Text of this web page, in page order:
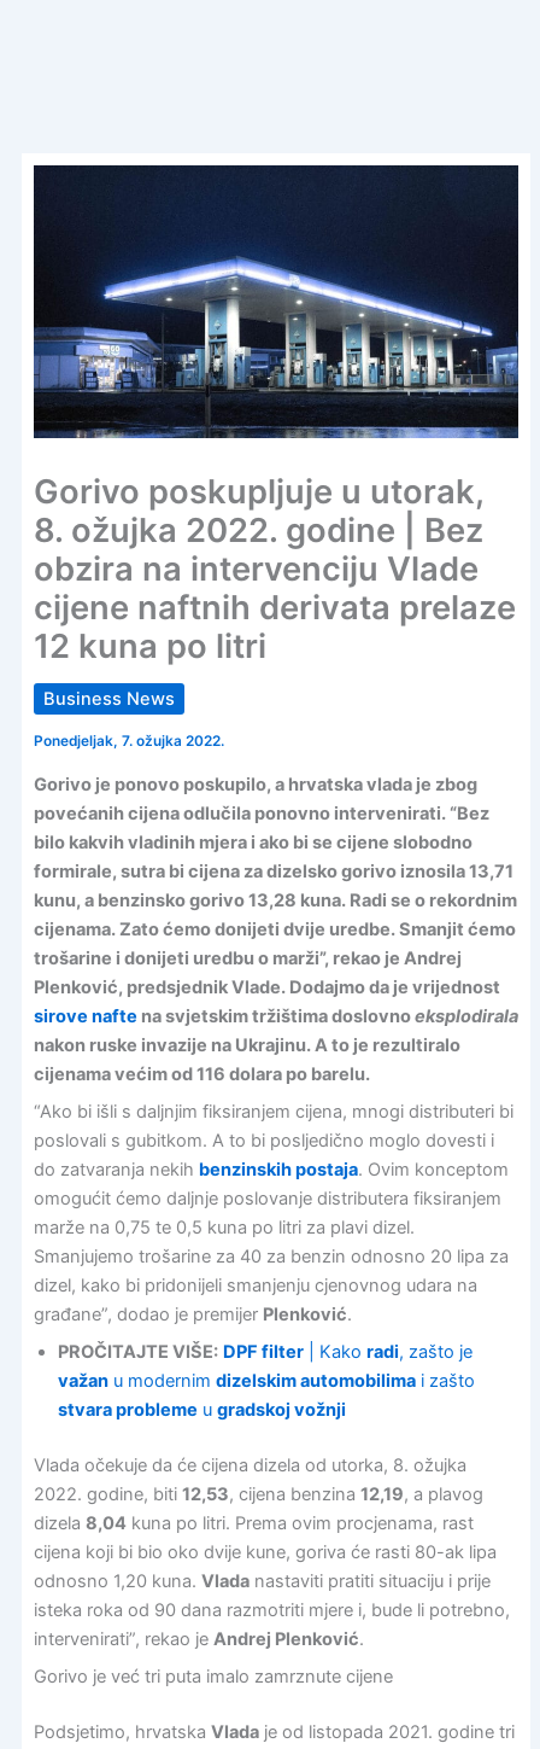
Gorivo poskupljuje u utorak,
8. ožujka 2022. godine | Bez
obzira na intervenciju Vlade
cijene naftnih derivata prelaze
12 kuna po litri
Business News
Ponedjeljak, 7. ožujka 2022.
Gorivo je ponovo poskupilo, a hrvatska vlada je zbog
povećanih cijena odlučila ponovno intervenirati. “Bez
bilo kakvih vladinih mjera i ako bi se cijene slobodno
formirale, sutra bi cijena za dizelsko gorivo iznosila 13,71
kunu, a benzinsko gorivo 13,28 kuna. Radi se o rekordnim
cijenama. Zato ćemo donijeti dvije uredbe. Smanjit ćemo
trošarine i donijeti uredbu o marži”, rekao je Andrej
Plenković, predsjednik Vlade. Dodajmo da je vrijednost
sirove nafte na svjetskim tržištima doslovnoeksplodirala
nakon ruske invazije na Ukrajinu. A to je rezultiralo
cijenama većim od 116 dolara po barelu.
“Ako bi išli s daljnjim fiksiranjem cijena, mnogi distributeri bi
poslovali s gubitkom. A to bi posljedično moglo dovesti i
do zatvaranja nekih benzinskih postaja. Ovim konceptom
omogućit ćemo daljnje poslovanje distributera fiksiranjem
marže na 0,75 te 0,5 kuna po litri za plavi dizel.
Smanjujemo trošarine za 40 za benzin odnosno 20 lipa za
dizel, kako bi pridonijeli smanjenju cjenovnog udara na
građane”, dodao je premijer Plenković.
PROČITAJTE VIŠE: DPF filter| Kako radi, zašto je
važanu modernim dizelskim automobilimai zašto
stvara probleme u gradskoj vožnji
Vlada očekuje da će cijena dizela od utorka, 8. ožujka
2022. godine, biti 12,53, cijena benzina 12,19, a plavog
dizela 8,04kuna po litri. Prema ovim procjenama, rast
cijena koji bi bio oko dvije kune, goriva će rasti 80-ak lipa
odnosno 1,20 kuna. Vladanastaviti pratiti situaciju i prije
isteka roka od 90 dana razmotriti mjere i, bude li potrebno,
intervenirati”, rekao je Andrej Plenković.
Gorivo je već tri puta imalo zamrznute cijene
Podsjetimo, hrvatska Vladaje od listopada 2021. godine tri